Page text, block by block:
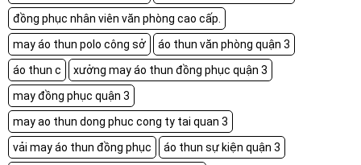
đồng phục nhân viên văn phòng cao cấp.
may áo thun polo công sở
áo thun văn phòng quận 3
áo thun c
xưởng may áo thun đồng phục quận 3
may đồng phục quận 3
may ao thun dong phuc cong ty tai quan 3
vải may áo thun đồng phục
áo thun sự kiện quận 3